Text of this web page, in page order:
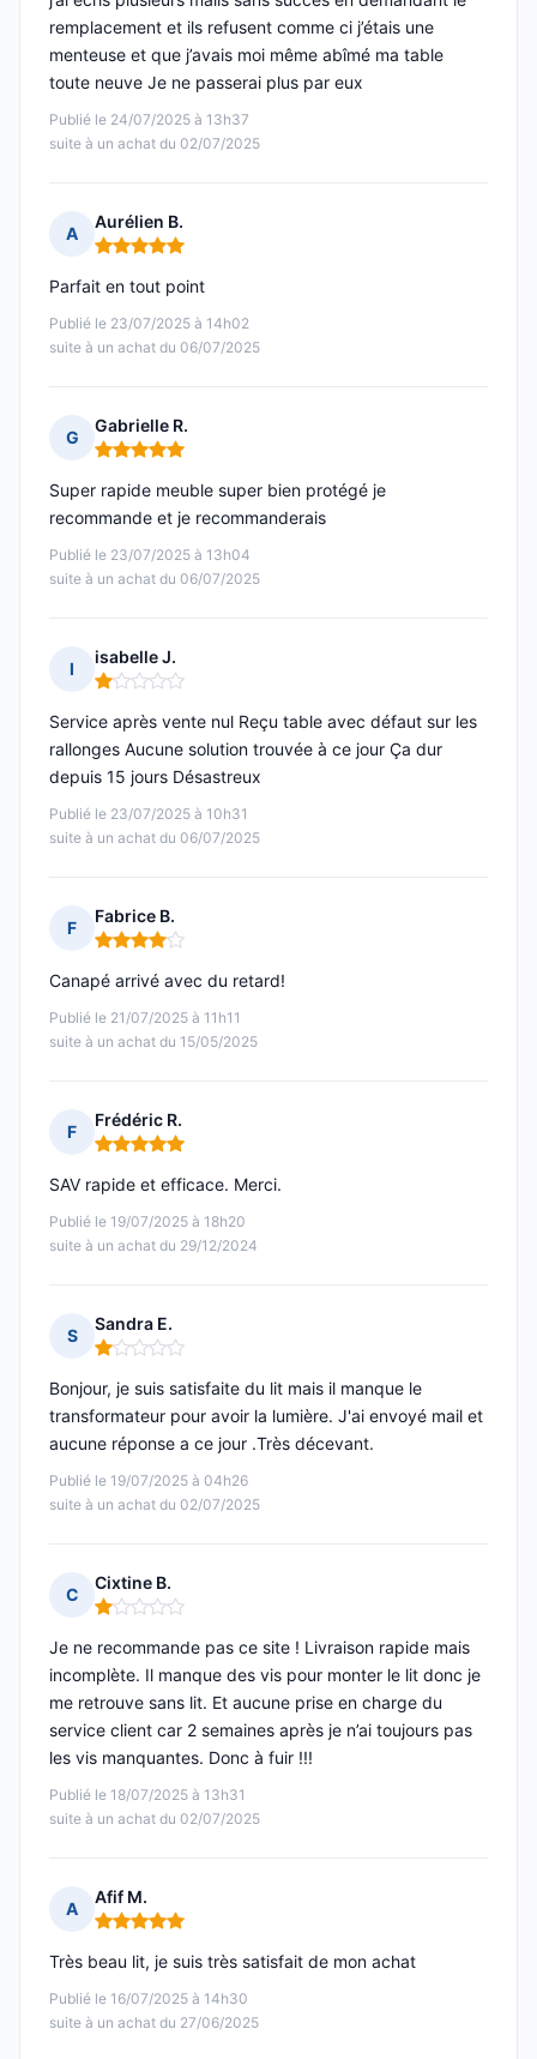
Publié le 24/07/2025 à 13h37
suite à un achat du 02/07/2025
remplacement et ils refusent comme ci j’étais une
menteuse et que j’avais moi même abîmé ma table
toute neuve Je ne passerai plus par eux
A
Aurélien B.
Note : 5 sur 5
Publié le 23/07/2025 à 14h02
suite à un achat du 06/07/2025
Parfait en tout point
G
Gabrielle R.
Note : 5 sur 5
Publié le 23/07/2025 à 13h04
suite à un achat du 06/07/2025
Super rapide meuble super bien protégé je
recommande et je recommanderais
I
isabelle J.
Note : 1 sur 5
Publié le 23/07/2025 à 10h31
suite à un achat du 06/07/2025
Service après vente nul Reçu table avec défaut sur les
rallonges Aucune solution trouvée à ce jour Ça dur
depuis 15 jours Désastreux
F
Fabrice B.
Note : 4 sur 5
Publié le 21/07/2025 à 11h11
suite à un achat du 15/05/2025
Canapé arrivé avec du retard!
F
Frédéric R.
Note : 5 sur 5
Publié le 19/07/2025 à 18h20
suite à un achat du 29/12/2024
SAV rapide et efficace. Merci.
S
Sandra E.
Note : 1 sur 5
Publié le 19/07/2025 à 04h26
suite à un achat du 02/07/2025
Bonjour, je suis satisfaite du lit mais il manque le
transformateur pour avoir la lumière. J'ai envoyé mail et
aucune réponse a ce jour .Très décevant.
C
Cixtine B.
Note : 1 sur 5
Publié le 18/07/2025 à 13h31
suite à un achat du 02/07/2025
Je ne recommande pas ce site ! Livraison rapide mais
incomplète. Il manque des vis pour monter le lit donc je
me retrouve sans lit. Et aucune prise en charge du
service client car 2 semaines après je n’ai toujours pas
les vis manquantes. Donc à fuir !!!
A
Afif M.
Note : 5 sur 5
Publié le 16/07/2025 à 14h30
suite à un achat du 27/06/2025
Très beau lit, je suis très satisfait de mon achat